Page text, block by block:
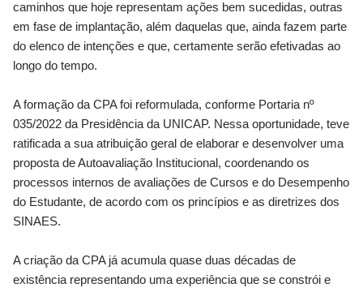
caminhos que hoje representam ações bem sucedidas, outras
em fase de implantação, além daquelas que, ainda fazem parte
do elenco de intenções e que, certamente serão efetivadas ao
longo do tempo.
A formação da CPA foi reformulada, conforme Portaria nº
035/2022 da Presidência da UNICAP. Nessa oportunidade, teve
ratificada a sua atribuição geral de elaborar e desenvolver uma
proposta de Autoavaliação Institucional, coordenando os
processos internos de avaliações de Cursos e do Desempenho
do Estudante, de acordo com os princípios e as diretrizes dos
SINAES.
A criação da CPA já acumula quase duas décadas de
existência representando uma experiência que se constrói e